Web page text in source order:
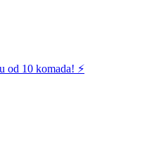
od 10 komada! ⚡️